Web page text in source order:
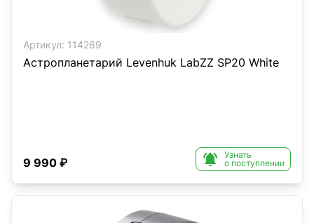
Артикул: 114269
Астропланетарий Levenhuk LabZZ SP20 White
9 990 ₽ 
Узнать
о поступлении